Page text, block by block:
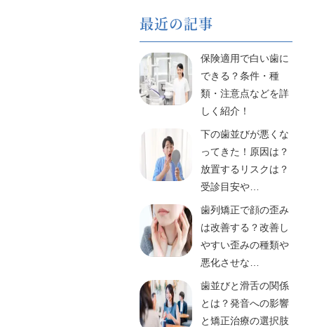
最近の記事
保険適用で白い歯に
できる？条件・種
類・注意点などを詳
しく紹介！
下の歯並びが悪くな
ってきた！原因は？
放置するリスクは？
受診目安や…
歯列矯正で顔の歪み
は改善する？改善し
やすい歪みの種類や
悪化させな…
歯並びと滑舌の関係
とは？発音への影響
と矯正治療の選択肢